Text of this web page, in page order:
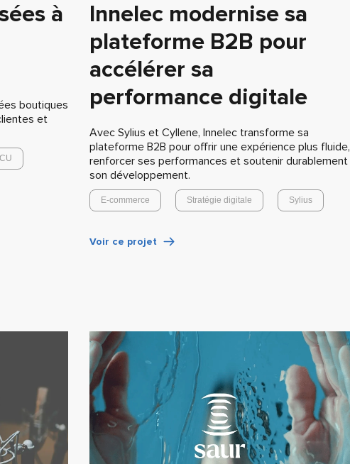
à
boutiques
et
Innelec modernise sa
plateforme B2B pour
accélérer sa
performance digitale
Avec Sylius et Cyllene, Innelec transforme sa
plateforme B2B pour offrir une expérience plus fluide,
renforcer ses performances et soutenir durablement
son développement.
E-commerce Stratégie digitale Sylius
Voir ce projet